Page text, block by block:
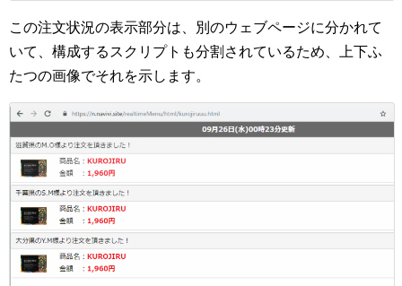
この注文状況の表示部分は、別のウェブページに分かれて
いて、構成するスクリプトも分割されているため、上下ふ
たつの画像でそれを示します。